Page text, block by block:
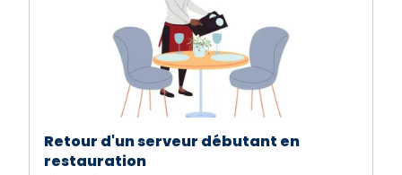
Retour d'un serveur débutant en
restauration